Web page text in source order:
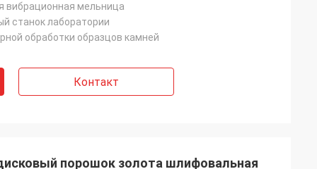
вибрационная мельница
станок лаборатории
обработки образцов камней
Контакт
порошок золота шлифовальная